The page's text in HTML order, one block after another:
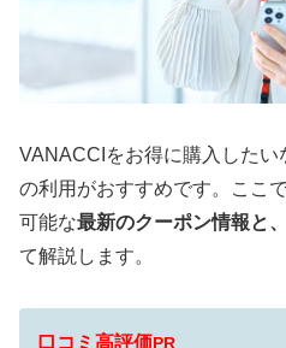
VANACCIをお得に購入したい
の利用がおすすめです。ここ
可能な最新のクーポン情報と
て解説します。
口コミ高評価PR